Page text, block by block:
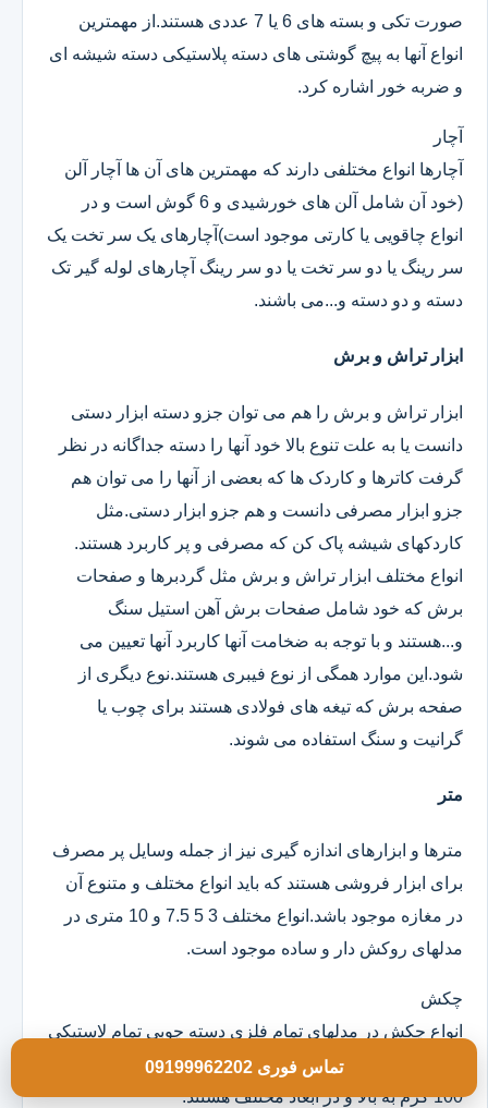
صورت تکی و بسته های 6 یا 7 عددی هستند.از مهمترین
انواع آنها به پیچ گوشتی های دسته پلاستیکی دسته شیشه ای
و ضربه خور اشاره کرد.
آچار
آچارها انواع مختلفی دارند که مهمترین های آن ها آچار آلن
(خود آن شامل آلن های خورشیدی و 6 گوش است و در
انواع چاقویی یا کارتی موجود است)آچارهای یک سر تخت یک
سر رینگ یا دو سر تخت یا دو سر رینگ آچارهای لوله گیر تک
دسته و دو دسته و...می باشند.
ابزار تراش و برش
ابزار تراش و برش را هم می توان جزو دسته ابزار دستی
دانست یا به علت تنوع بالا خود آنها را دسته جداگانه در نظر
گرفت کاترها و کاردک ها که بعضی از آنها را می توان هم
جزو ابزار مصرفی دانست و هم جزو ابزار دستی.مثل
کاردکهای شیشه پاک کن که مصرفی و پر کاربرد هستند.
انواع مختلف ابزار تراش و برش مثل گردبرها و صفحات
برش که خود شامل صفحات برش آهن استیل سنگ
و...هستند و با توجه به ضخامت آنها کاربرد آنها تعیین می
شود.این موارد همگی از نوع فیبری هستند.نوع دیگری از
صفحه برش که تیغه های فولادی هستند برای چوب یا
گرانیت و سنگ استفاده می شوند.
متر
مترها و ابزارهای اندازه گیری نیز از جمله وسایل پر مصرف
برای ابزار فروشی هستند که باید انواع مختلف و متنوع آن
در مغازه موجود باشد.انواع مختلف 3 5 7.5 و 10 متری در
مدلهای روکش دار و ساده موجود است.
چکش
انواع چکش در مدلهای تمام فلزی دسته چوبی تمام لاستیکی
و ژله ای موجود است که خود آنها در وزن های مختلف از
100 گرم به بالا و در ابعاد مختلف هستند.
تماس فوری 09199962202